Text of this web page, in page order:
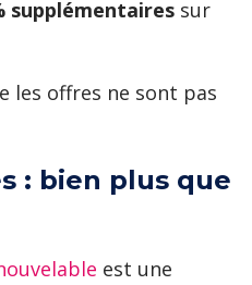
supplémentaires sur
les offres ne sont pas
: bien plus que
est une